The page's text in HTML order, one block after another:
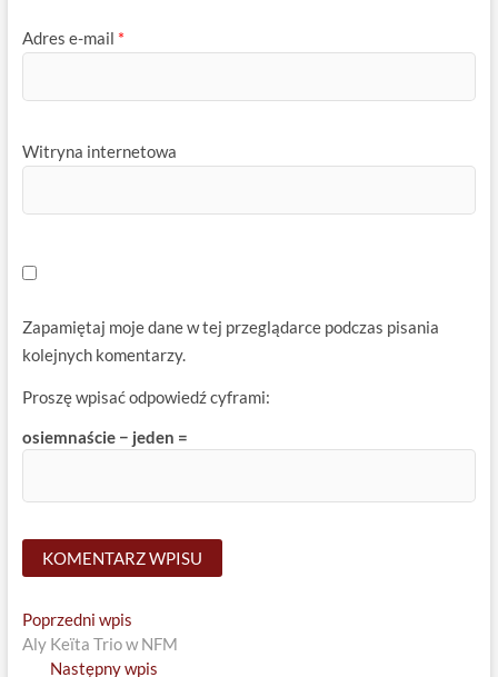
Adres e-mail *
Witryna internetowa
Zapamiętaj moje dane w tej przeglądarce podczas pisania
kolejnych komentarzy.
Proszę wpisać odpowiedź cyframi:
osiemnaście − jeden =
Nawigacja
wpisu
Poprzedni wpisPrevious
post:
Aly Keïta Trio w NFM
Następny wpis